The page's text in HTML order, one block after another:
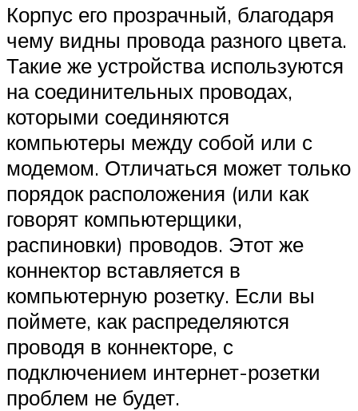
Корпус его прозрачный, благодаря
чему видны провода разного цвета.
Такие же устройства используются
на соединительных проводах,
которыми соединяются
компьютеры между собой или с
модемом. Отличаться может только
порядок расположения (или как
говорят компьютерщики,
распиновки) проводов. Этот же
коннектор вставляется в
компьютерную розетку. Если вы
поймете, как распределяются
проводя в коннекторе, с
подключением интернет-розетки
проблем не будет.